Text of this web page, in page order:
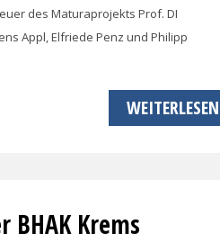
des Maturaprojekts Prof. DI
Appl, Elfriede Penz und Philipp
WEITERLESEN
BHAK Krems